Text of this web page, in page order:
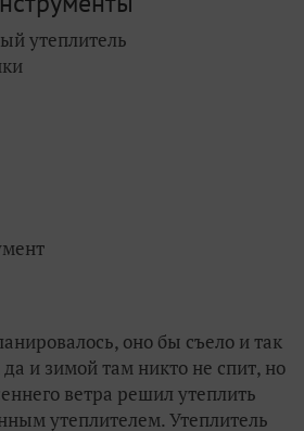
утеплитель
оно бы съело и так
и зимой там никто не спит, но
ветра решил утеплить
утеплителем. Утеплитель